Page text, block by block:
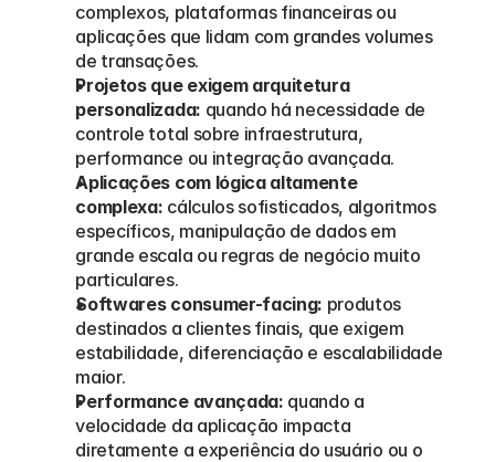
complexos, plataformas financeiras ou
aplicações que lidam com grandes volumes
de transações.
Projetos que exigem arquitetura
personalizada: quando há necessidade de
controle total sobre infraestrutura,
performance ou integração avançada.
Aplicações com lógica altamente
complexa: cálculos sofisticados, algoritmos
específicos, manipulação de dados em
grande escala ou regras de negócio muito
particulares.
Softwares consumer-facing: produtos
destinados a clientes finais, que exigem
estabilidade, diferenciação e escalabilidade
maior.
Performance avançada: quando a
velocidade da aplicação impacta
diretamente a experiência do usuário ou o